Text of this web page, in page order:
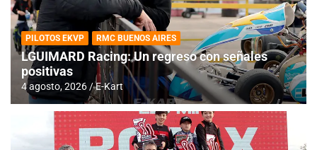
PILOTOS EKVP RMC BUENOS AIRES
LGUIMARD Racing: Un regreso con señales
positivas
4 agosto, 2026 E-Kart